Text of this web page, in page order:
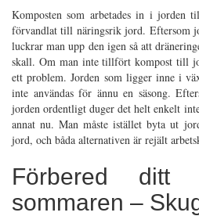
Komposten som arbetades in i jorden
förvandlat till näringsrik jord. Eftersom
luckrar man upp den igen så att
skall. Om man inte tillfört kompost till
ett problem. Jorden som ligger inne i
inte användas för ännu en säsong.
jorden ordentligt duger det helt enkelt
annat nu. Man måste istället byta ut
jord, och båda alternativen är rejält
Förbered ditt
sommaren –